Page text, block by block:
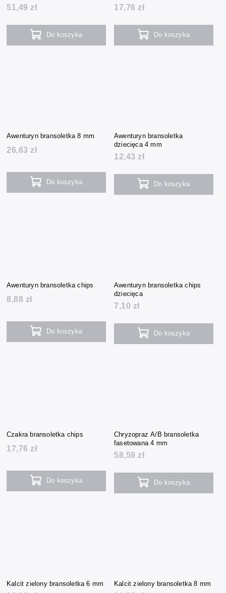
51,49 zł
Do koszyka
17,76 zł
Do koszyka
Awenturyn bransoletka 8 mm
26,63 zł
Do koszyka
Awenturyn bransoletka
dziecięca 4 mm
12,43 zł
Do koszyka
Awenturyn bransoletka chips
8,88 zł
Do koszyka
Awenturyn bransoletka chips
dziecięca
7,10 zł
Do koszyka
Czakra bransoletka chips
17,76 zł
Do koszyka
Chryzopraz A/B bransoletka
fasetowana 4 mm
58,59 zł
Do koszyka
Kalcit zielony bransoletka 6 mm Kalcit zielony bransoletka 8 mm